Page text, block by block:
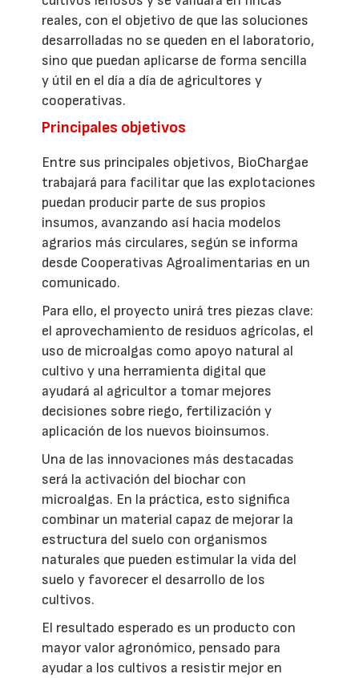
reales, con el objetivo de que las soluciones
desarrolladas no se queden en el laboratorio,
sino que puedan aplicarse de forma sencilla
y útil en el día a día de agricultores y
cooperativas.
Principales objetivos
Entre sus principales objetivos, BioChargae
trabajará para facilitar que las explotaciones
puedan producir parte de sus propios
insumos, avanzando así hacia modelos
agrarios más circulares, según se informa
desde Cooperativas Agroalimentarias en un
comunicado.
Para ello, el proyecto unirá tres piezas clave:
el aprovechamiento de residuos agrícolas, el
uso de microalgas como apoyo natural al
cultivo y una herramienta digital que
ayudará al agricultor a tomar mejores
decisiones sobre riego, fertilización y
aplicación de los nuevos bioinsumos.
Una de las innovaciones más destacadas
será la activación del biochar con
microalgas. En la práctica, esto significa
combinar un material capaz de mejorar la
estructura del suelo con organismos
naturales que pueden estimular la vida del
suelo y favorecer el desarrollo de los
cultivos.
El resultado esperado es un producto con
mayor valor agronómico, pensado para
ayudar a los cultivos a resistir mejor en